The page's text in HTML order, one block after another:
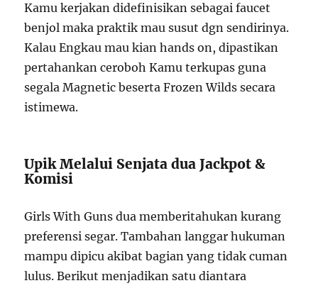
Kamu kerjakan didefinisikan sebagai faucet
benjol maka praktik mau susut dgn sendirinya.
Kalau Engkau mau kian hands on, dipastikan
pertahankan ceroboh Kamu terkupas guna
segala Magnetic beserta Frozen Wilds secara
istimewa.
Upik Melalui Senjata dua Jackpot &
Komisi
Girls With Guns dua memberitahukan kurang
preferensi segar. Tambahan langgar hukuman
mampu dipicu akibat bagian yang tidak cuman
lulus. Berikut menjadikan satu diantara